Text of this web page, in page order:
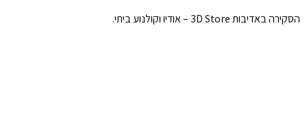
הסקירה באדיבות 3D Store – אודיו וקולנוע ביתי.